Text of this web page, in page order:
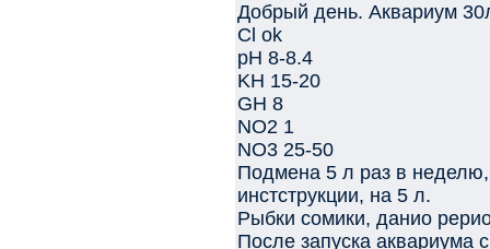
Добрый день. Аквариум
Cl ok
pH 8-8.4
KH 15-20
GH 8
NO2 1
NO3 25-50
Подмена 5 л раз в
инстструкции, на 5 л.
Рыбки сомики, данио
После запуска аквариума